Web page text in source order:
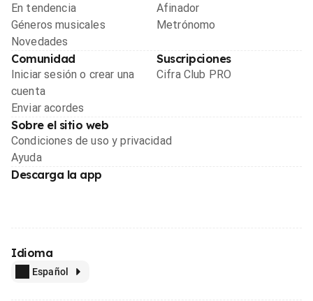
En tendencia
Géneros musicales
Novedades
Afinador
Metrónomo
Comunidad
Iniciar sesión o crear una
cuenta
Enviar acordes
Suscripciones
Cifra Club PRO
Sobre el sitio web
Condiciones de uso y privacidad
Ayuda
Descarga la app
Idioma
Español